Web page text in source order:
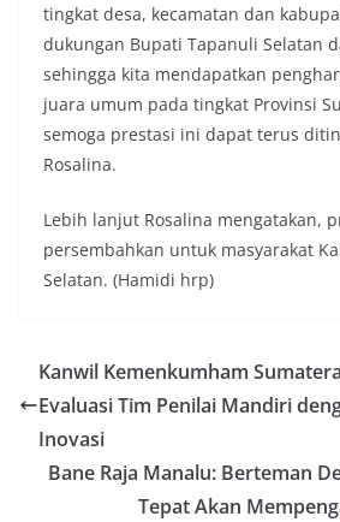
tingkat desa, kecamatan dan
dukungan Bupati Tapanuli Selatan
sehingga kita mendapatkan
juara umum pada tingkat Provinsi
semoga prestasi ini dapat terus
Rosalina.
Lebih lanjut Rosalina mengatakan,
persembahkan untuk masyarakat
Selatan. (Hamidi hrp)
Kanwil Kemenkumham
Evaluasi Tim Penilai Mandiri
Inovasi
Bane Raja Manalu: Berteman
Tepat Akan